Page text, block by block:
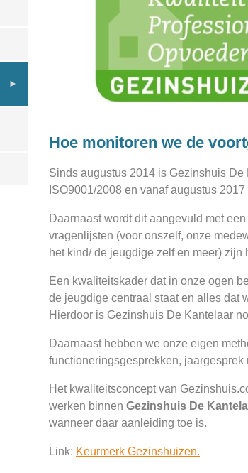
Hoe monitoren we de
Sinds augustus 2014 is Gezinshuis
ISO9001/2008 en vanaf augustus
Daarnaast wordt dit aangevuld met
vragenlijsten (voor onszelf, onze
het kind/ de jeugdige zelf en meer) zijn
Een kwaliteitskader dat in onze ogen
de jeugdige centraal staat en alles dat
Hierdoor is Gezinshuis De Kantelaar
Daarnaast hebben we onze eigen
functioneringsgesprekken, jaargesprek
Het kwaliteitsconcept van
werken binnen Gezinshuis De
wanneer daar aanleiding toe is.
Link: Keurmerk Gezinshuizen.